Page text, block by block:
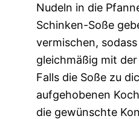
Nudeln in die
Schinken-Soße
vermischen,
gleichmäßig mit
Falls die Soße zu
aufgehobenen
die gewünschte